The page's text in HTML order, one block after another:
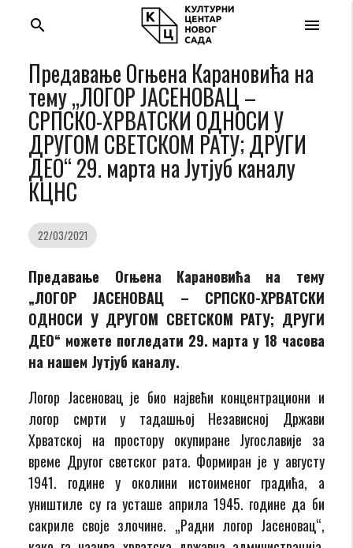
menu
search
Предавање Огњена Карановића на
тему „ЛОГОР ЈАСЕНОВАЦ –
СРПСКО-ХРВАТСКИ ОДНОСИ У
ДРУГОМ СВЕТСКОМ РАТУ; ДРУГИ
ДЕО“ 29. марта на Jутјуб каналу
КЦНС
22/03/2021
Предавање Огњена Карановића на тему
„ЛОГОР ЈАСЕНОВАЦ – СРПСКО-ХРВАТСКИ
ОДНОСИ У ДРУГОМ СВЕТСКОМ РАТУ; ДРУГИ
ДЕО“ можете погледати 29. марта у 18 часова
на нашем Јутјуб каналу.
Логор Јасеновац је био највећи концентрациони и
логор смрти у тадашњој Независној Држави
Хрватској на простору окупиране Југославије за
време Другог светског рата. Формиран је у августу
1941. године у околини истоименог градића, а
уништиле су га усташе априла 1945. године да би
сакриле своје злочине. „Радни логор Јасеновац“,